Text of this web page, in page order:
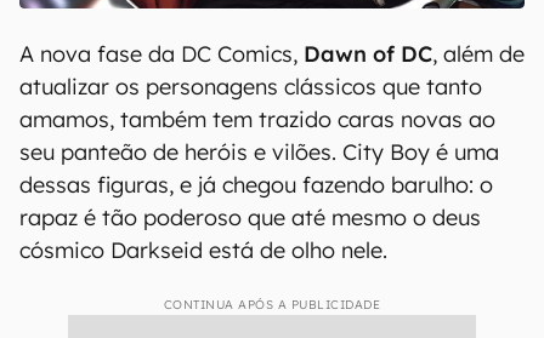
A nova fase da DC Comics, Dawn of DC, além de
atualizar os personagens clássicos que tanto
amamos, também tem trazido caras novas ao
seu panteão de heróis e vilões. City Boy é uma
dessas figuras, e já chegou fazendo barulho: o
rapaz é tão poderoso que até mesmo o deus
cósmico Darkseid está de olho nele.
CONTINUA APÓS A PUBLICIDADE